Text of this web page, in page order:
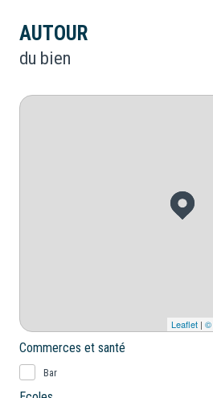
AUTOUR
du bien
Leaflet | ©
Commerces et santé
Bar